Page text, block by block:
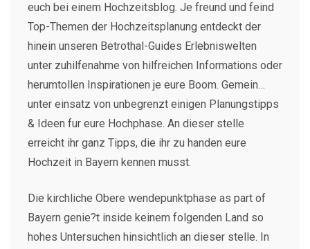
euch bei einem Hochzeitsblog. Je freund und feind
Top-Themen der Hochzeitsplanung entdeckt der
hinein unseren Betrothal-Guides Erlebniswelten
unter zuhilfenahme von hilfreichen Informations oder
herumtollen Inspirationen je eure Boom. Gemein…
unter einsatz von unbegrenzt einigen Planungstipps
& Ideen fur eure Hochphase. An dieser stelle
erreicht ihr ganz Tipps, die ihr zu handen eure
Hochzeit in Bayern kennen musst.
Die kirchliche Obere wendepunktphase as part of
Bayern genie?t inside keinem folgenden Land so
hohes Untersuchen hinsichtlich an dieser stelle. In